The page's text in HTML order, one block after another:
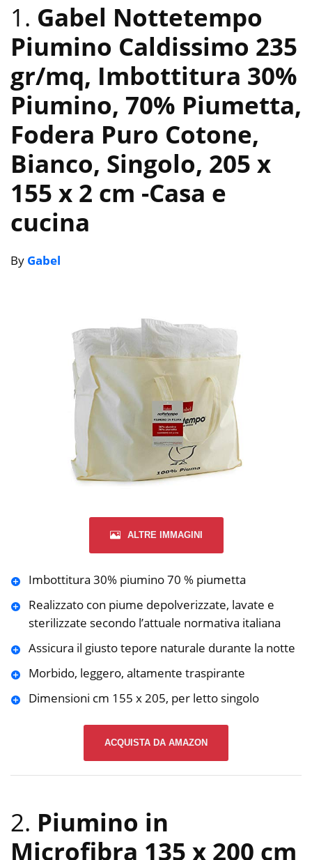
1. Gabel Nottetempo
Piumino Caldissimo 235
gr/mq, Imbottitura 30%
Piumino, 70% Piumetta,
Fodera Puro Cotone,
Bianco, Singolo, 205 x
155 x 2 cm -Casa e
cucina
By Gabel
ALTRE IMMAGINI
Imbottitura 30% piumino 70 % piumetta
Realizzato con piume depolverizzate, lavate e
sterilizzate secondo l’attuale normativa italiana
Assicura il giusto tepore naturale durante la notte
Morbido, leggero, altamente traspirante
Dimensioni cm 155 x 205, per letto singolo
ACQUISTA DA AMAZON
2. Piumino in
Microfibra 135 x 200 cm